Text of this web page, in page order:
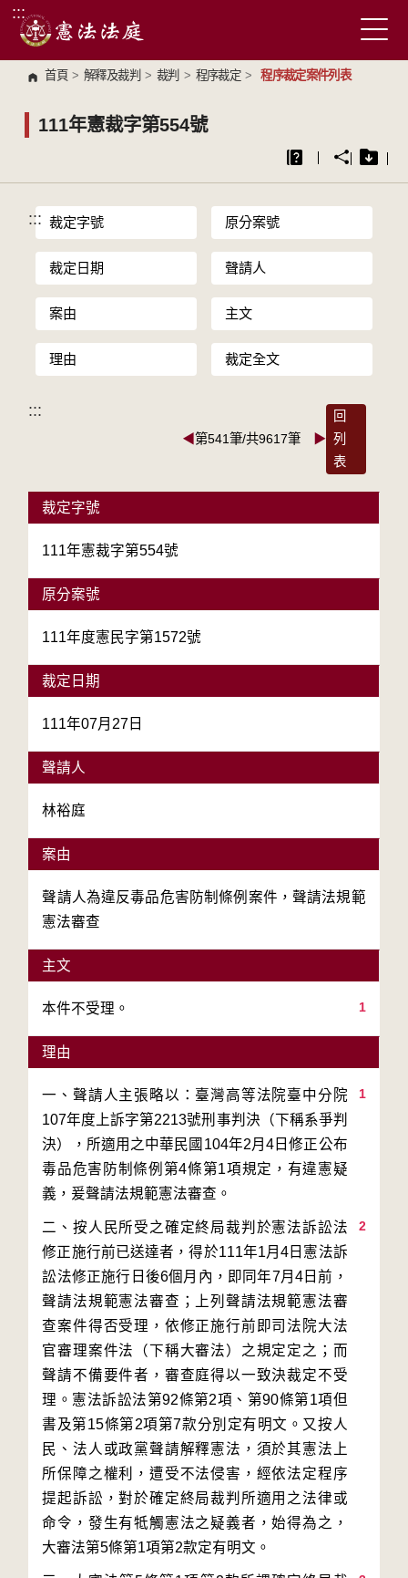
跳到主要內容區塊
:::
首頁 > 解釋及裁判 > 裁判 > 程序裁定 > 程序裁定案件列表
111年憲裁字第554號
::: 裁定字號 原分案號
裁定日期 聲請人
案由 主文
理由 裁定全文
:::
◀第541筆/共9617筆 ▶
回
列
表
裁定字號
111年憲裁字第554號
原分案號
111年度憲民字第1572號
裁定日期
111年07月27日
聲請人
林裕庭
案由
聲請人為違反毒品危害防制條例案件，聲請法規範
憲法審查
主文
1
本件不受理。
理由
1
一、聲請人主張略以：臺灣高等法院臺中分院
107年度上訴字第2213號刑事判決（下稱系爭判
決），所適用之中華民國104年2月4日修正公布
毒品危害防制條例第4條第1項規定，有違憲疑
2
二、按人民所受之確定終局裁判於憲法訴訟法
修正施行前已送達者，得於111年1月4日憲法訴
訟法修正施行日後6個月內，即同年7月4日前，
聲請法規範憲法審查；上列聲請法規範憲法審
查案件得否受理，依修正施行前即司法院大法
官審理案件法（下稱大審法）之規定定之；而
聲請不備要件者，審查庭得以一致決裁定不受
理。憲法訴訟法第92條第2項、第90條第1項但
書及第15條第2項第7款分別定有明文。又按人
民、法人或政黨聲請解釋憲法，須於其憲法上
所保障之權利，遭受不法侵害，經依法定程序
提起訴訟，對於確定終局裁判所適用之法律或
命令，發生有牴觸憲法之疑義者，始得為之，